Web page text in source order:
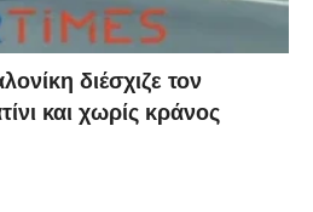
διέσχιζε τον
και χωρίς κράνος